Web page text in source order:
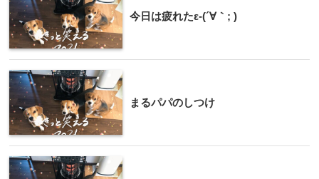
今日は疲れたε-(´∀｀; )
まるパパのしつけ